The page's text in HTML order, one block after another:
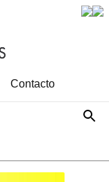
Contacto